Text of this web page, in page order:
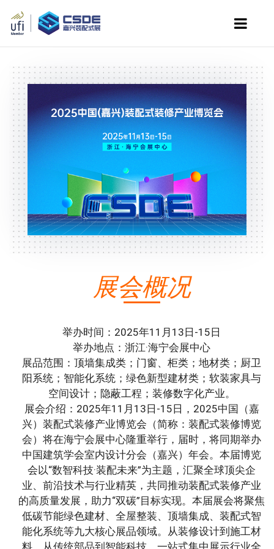
展会概况
举办时间：2025年11月13日-15日
举办地点：浙江·海宁会展中心
展品范围：顶墙集成类；门窗、柜类；地材类；厨卫
阳系统；智能化系统；绿色新型建材类；软装家具与
空间设计；隐蔽工程；装修数字化产业。
展会介绍：2025年11月13日-15日，2025中国（嘉
兴）装配式装修产业博览会（简称：装配式装修博览
会）将在海宁会展中心隆重举行，届时，将同期举办
中国建筑学会室内设计分会（嘉兴）年会。本届博览
会以“数智科技·装配未来”为主题，汇聚全球顶尖企
业、前沿技术与行业精英，共同推动装配式装修产业
的高质量发展，助力“双碳”目标实现。本届展会将聚焦
低碳节能绿色建材、全屋整装、顶墙集成、装配式智
能化系统等九大核心展品领域。从装修设计到施工材